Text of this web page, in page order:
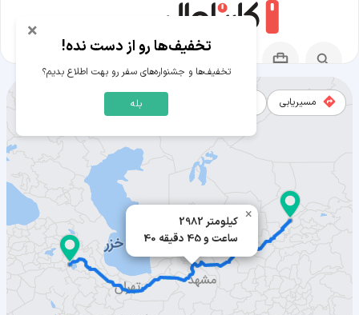
2982 کیلومتر
40 ساعت و 45 دقیقه
×
مسیریابی
مسیر تاشکند به ارومیه
× تخفیف‌ها رو از دست نده!
تخفیف‌ها و جشنواره‌های سفر رو بهت اطلاع بدیم؟
بله